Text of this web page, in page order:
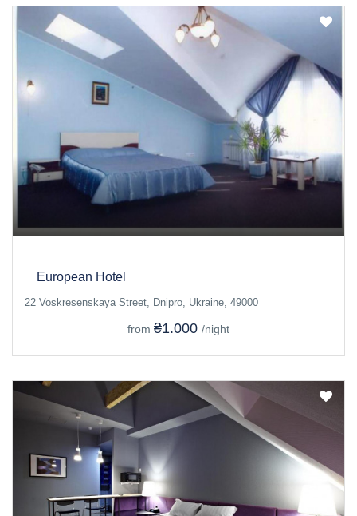
European Hotel
22 Voskresenskaya Street, Dnipro, Ukraine, 49000
from ₴1.000 /night